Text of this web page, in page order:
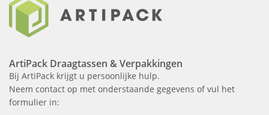
ArtiPack Draagtassen & Verpakkingen
Bij ArtiPack krijgt u persoonlijke hulp.
Neem contact op met onderstaande gegevens of vul het
formulier in: